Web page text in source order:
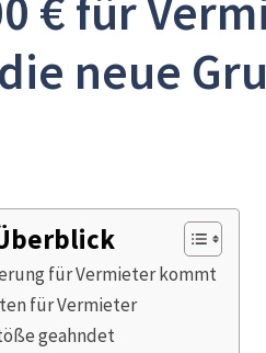
€ für
die neue
für Vermieter kommt
für Vermieter
geahndet